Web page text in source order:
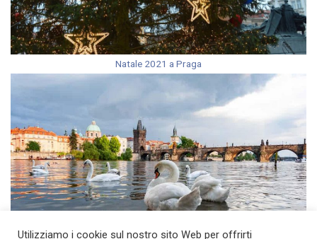
Natale 2021 a Praga
Utilizziamo i cookie sul nostro sito Web per offrirti